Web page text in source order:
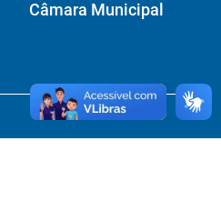
Câmara Municipal